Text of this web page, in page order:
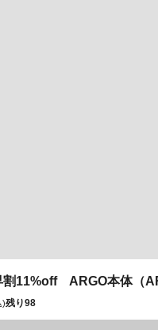
割11%off ARGO本体（
)残り98